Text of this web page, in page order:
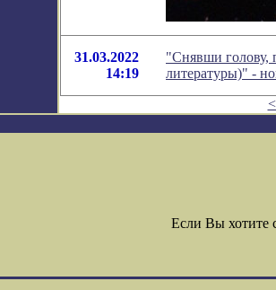
31.03.2022
14:19
"Снявши голову,
литературы)" -
Если Вы хотите